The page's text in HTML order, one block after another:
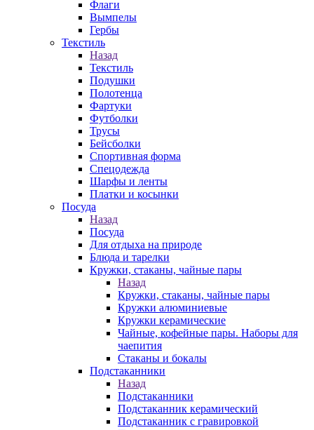
Флаги
Вымпелы
Гербы
Текстиль
Назад
Текстиль
Подушки
Полотенца
Фартуки
Футболки
Трусы
Бейсболки
Спортивная форма
Спецодежда
Шарфы и ленты
Платки и косынки
Посуда
Назад
Посуда
Для отдыха на природе
Блюда и тарелки
Кружки, стаканы, чайные пары
Назад
Кружки, стаканы, чайные пары
Кружки алюминиевые
Кружки керамические
Чайные, кофейные пары. Наборы для
чаепития
Стаканы и бокалы
Подстаканники
Назад
Подстаканники
Подстаканник керамический
Подстаканник c гравировкой